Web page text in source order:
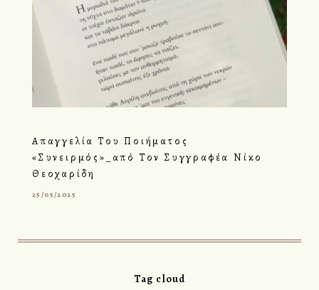
Απαγγελία Του Ποιήματος
«Συνειρμός»_από Τον Συγγραφέα Νίκο
Θεοχαρίδη
25/05/2025
Tag cloud